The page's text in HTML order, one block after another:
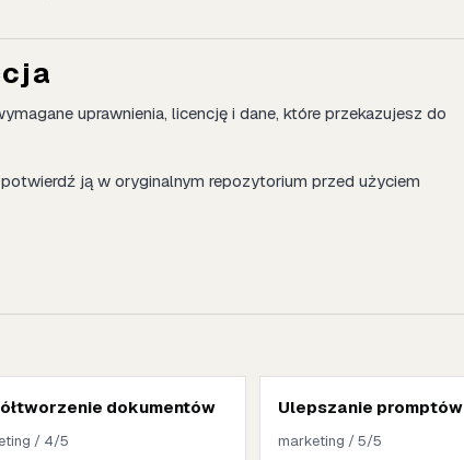
uprawnienia, licencję i dane, które przekazujesz do
ją w oryginalnym repozytorium przed użyciem
dokumentów
/ 4/5
Ulepszanie promptów
marketing / 5/5